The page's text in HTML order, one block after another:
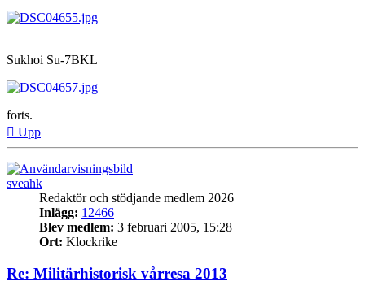
Sukhoi Su-7BKL
forts.
Upp
sveahk
Redaktör och stödjande medlem 2026
Inlägg: 12466
Blev medlem: 3 februari 2005, 15:28
Ort: Klockrike
Re: Militärhistorisk vårresa 2013